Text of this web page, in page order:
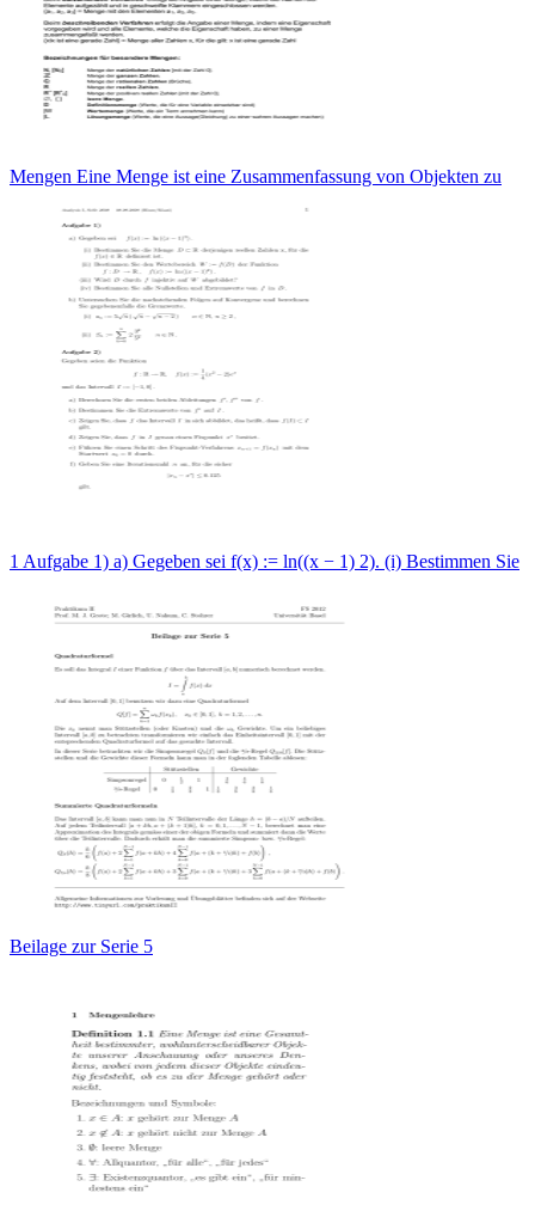
Mengen Eine Menge ist eine Zusammenfassung von Objekten zu
1 Aufgabe 1) a) Gegeben sei f(x) := ln((x − 1) 2). (i) Bestimmen Sie
Beilage zur Serie 5